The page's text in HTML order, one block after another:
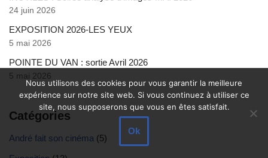
24 juin 2026
EXPOSITION 2026-LES YEUX
5 mai 2026
POINTE DU VAN : sortie Avril 2026
5 mai 2026
Catégories
André fait son cinéma (5)
Nous utilisons des cookies pour vous garantir la meilleure
expérience sur notre site web. Si vous continuez à utiliser ce
site, nous supposerons que vous en êtes satisfait.
Ok